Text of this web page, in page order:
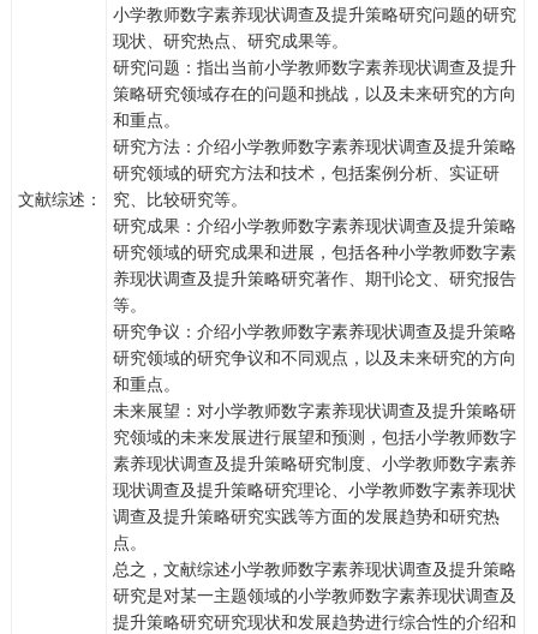
文献综述：
小学教师数字素养现状调查及提升策略研究问题的研究
现状、研究热点、研究成果等。
研究问题：指出当前小学教师数字素养现状调查及提升
策略研究领域存在的问题和挑战，以及未来研究的方向
和重点。
研究方法：介绍小学教师数字素养现状调查及提升策略
研究领域的研究方法和技术，包括案例分析、实证研
究、比较研究等。
研究成果：介绍小学教师数字素养现状调查及提升策略
研究领域的研究成果和进展，包括各种小学教师数字素
养现状调查及提升策略研究著作、期刊论文、研究报告
等。
研究争议：介绍小学教师数字素养现状调查及提升策略
研究领域的研究争议和不同观点，以及未来研究的方向
和重点。
未来展望：对小学教师数字素养现状调查及提升策略研
究领域的未来发展进行展望和预测，包括小学教师数字
素养现状调查及提升策略研究制度、小学教师数字素养
现状调查及提升策略研究理论、小学教师数字素养现状
调查及提升策略研究实践等方面的发展趋势和研究热
点。
总之，文献综述小学教师数字素养现状调查及提升策略
研究是对某一主题领域的小学教师数字素养现状调查及
提升策略研究研究现状和发展趋势进行综合性的介绍和